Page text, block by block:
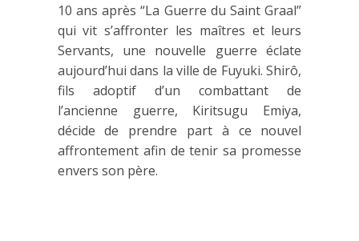
10 ans après “La Guerre du Saint Graal”
qui vit s’affronter les maîtres et leurs
Servants, une nouvelle guerre éclate
aujourd’hui dans la ville de Fuyuki. Shirô,
fils adoptif d’un combattant de
l’ancienne guerre, Kiritsugu Emiya,
décide de prendre part à ce nouvel
affrontement afin de tenir sa promesse
envers son père.